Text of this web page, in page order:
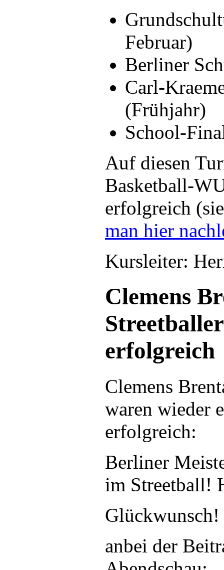
Februar)
Berliner
Carl-
(Frühjahr)
School-
Auf diesen
Basketball-
erfolgreich
man hier
Kursleiter:
Clemens
erfolgreich
Clemens
waren wieder
erfolgreich:
Berliner
im Streetball!
Glückwunsch!
anbei der